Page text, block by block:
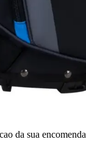
da sua encomenda